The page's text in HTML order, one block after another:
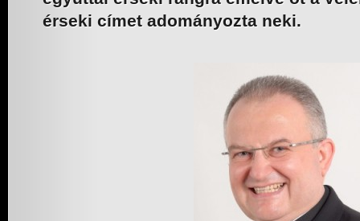
érseki címet adományozta neki.